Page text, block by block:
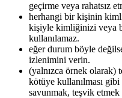
geçirme veya rahatsız
herhangi bir kişinin
kişiyle kimliğinizi veya
kullanılamaz.
eğer durum böyle
izlenimini verin.
(yalnızca örnek olarak)
kötüye kullanılması gibi
savunmak, teşvik etmek